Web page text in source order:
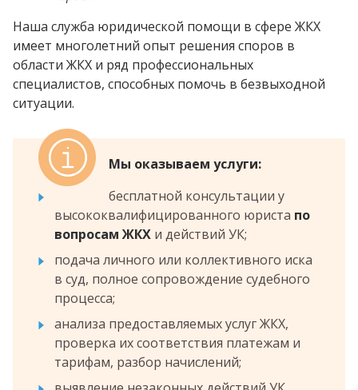
Наша служба юридической помощи в сфере ЖКХ
имеет многолетний опыт решения споров в
области ЖКХ и ряд профессиональных
специалистов, способных помочь в безвыходной
ситуации.
Мы оказываем услуги:
бесплатной консультации у
высококвалифицированного юриста по
вопросам ЖКХ и действий УК;
подача личного или коллективного иска
в суд, полное сопровождение судебного
процесса;
анализа предоставляемых услуг ЖКХ,
проверка их соответствия платежам и
тарифам, разбор начислений;